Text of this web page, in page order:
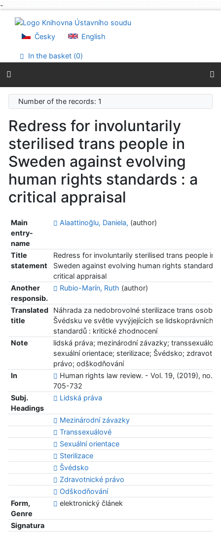
-
Go to menu
Accessibility declaration
Česky English
In the basket (0)
Number of the records: 1
Redress for involuntarily
sterilised trans people in
Sweden against evolving
human rights standards : a
critical appraisal
Main
entry-
name
Alaattinoğlu, Daniela, (author)
Title
statement
Redress for involuntarily sterilised trans people in
Sweden against evolving human rights standards
critical appraisal
Another
responsib.
Rubio-Marín, Ruth (author)
Translated
title
Náhrada za nedobrovolné sterilizace trans osob
Švédsku ve světle vyvýjejících se lidskoprávních
standardů : kritické zhodnocení
Note
lidská práva; mezinárodní závazky;
sexuální orientace; sterilizace; Švédsko;
právo; odškodňování
In
Human rights law review. - Vol. 19, (2019), no.
705-732
Subj.
Headings
Lidská práva
Mezinárodní závazky
Transsexuálové
Sexuální orientace
Sterilizace
Švédsko
Zdravotnické právo
Odškodňování
Form,
Genre
elektronický článek
Signatura